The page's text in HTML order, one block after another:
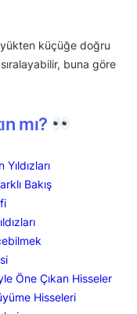
küçüğe doğru
buna göre
mı?
Bakış
Öne Çıkan Hisseler
Hisseleri